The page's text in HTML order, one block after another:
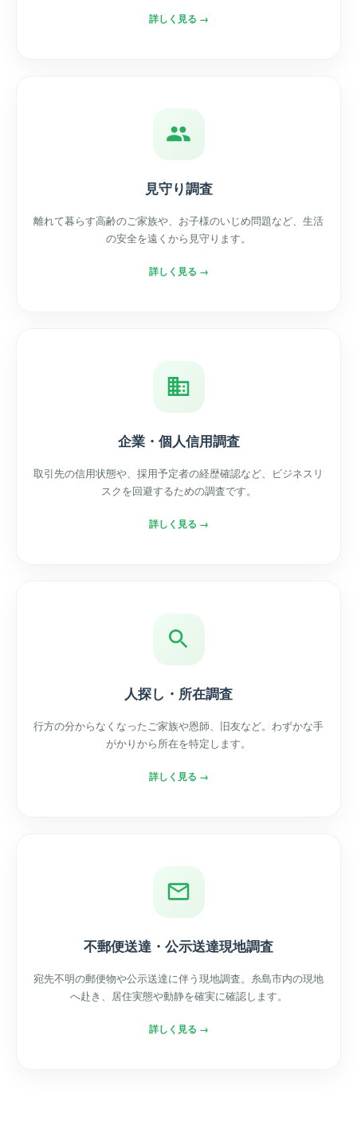
詳しく見る →
見守り調査
離れて暮らす高齢のご家族や、お子様のいじめ問題など、生活
の安全を遠くから見守ります。
詳しく見る →
企業・個人信用調査
取引先の信用状態や、採用予定者の経歴確認など、ビジネスリ
スクを回避するための調査です。
詳しく見る →
人探し・所在調査
行方の分からなくなったご家族や恩師、旧友など。わずかな手
がかりから所在を特定します。
詳しく見る →
不郵便送達・公示送達現地調査
宛先不明の郵便物や公示送達に伴う現地調査。糸島市内の現地
へ赴き、居住実態や動静を確実に確認します。
詳しく見る →